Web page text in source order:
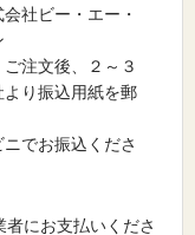
社ビー・エー・
注文後、２～３
り振込用紙を郵
でお振込くださ
にお支払いくださ